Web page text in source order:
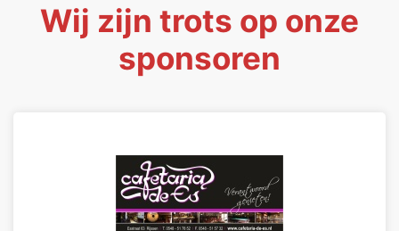
Wij zijn trots op onze
sponsoren